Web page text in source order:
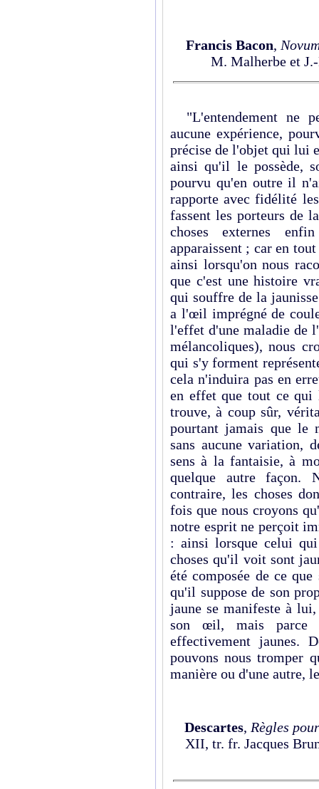
Francis Bacon,
M. Malherbe et
"L'entendement ne
aucune expérience,
précise de l'objet qui lui
ainsi qu'il le possède,
pourvu qu'en outre il
rapporte avec fidélité
fassent les porteurs de
choses externes
apparaissent ; car en
ainsi lorsqu'on nous
que c'est une histoire
qui souffre de la
a l'œil imprégné de
l'effet d'une maladie de
mélancoliques), nous
qui s'y forment
cela n'induira pas en
en effet que tout ce
trouve, à coup sûr,
pourtant jamais que le
sans aucune variation,
sens à la fantaisie, à
quelque autre façon.
contraire, les choses
fois que nous croyons
notre esprit ne perçoit
: ainsi lorsque celui
choses qu'il voit sont
été composée de ce
qu'il suppose de son
jaune se manifeste à
son œil, mais parce
effectivement jaunes.
pouvons nous tromper
manière ou d'une autre,
Descartes, Règles
XII, tr. fr. Jacques